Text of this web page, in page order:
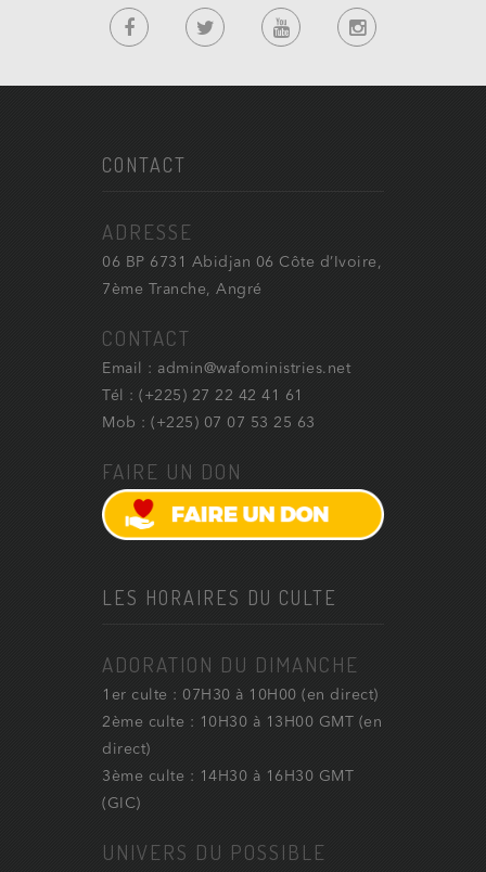
CONTACT
ADRESSE
06 BP 6731 Abidjan 06 Côte d’Ivoire,
7ème Tranche, Angré
CONTACT
Email : admin@wafoministries.net
Tél : (+225) 27 22 42 41 61
Mob : (+225) 07 07 53 25 63
FAIRE UN DON
LES HORAIRES DU CULTE
ADORATION DU DIMANCHE
1er culte : 07H30 à 10H00 (en direct)
2ème culte : 10H30 à 13H00 GMT (en
direct)
3ème culte : 14H30 à 16H30 GMT
(GIC)
UNIVERS DU POSSIBLE